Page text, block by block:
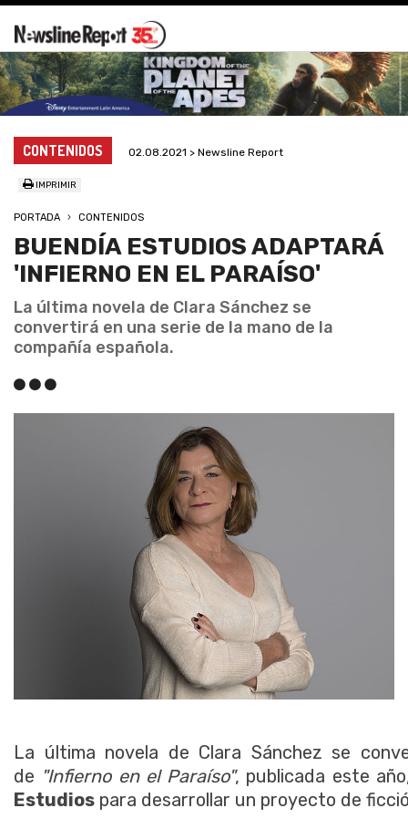
CONTENIDOS 02.08.2021 > Newsline Report
IMPRIMIR
PORTADA CONTENIDOS
BUENDÍA ESTUDIOS ADAPTARÁ
'INFIERNO EN EL PARAÍSO'
La última novela de Clara Sánchez se
convertirá en una serie de la mano de la
compañía española.
La última novela de Clara Sánchez se
de "Infierno en el Paraíso", publicada este
Estudios para desarrollar un proyecto de